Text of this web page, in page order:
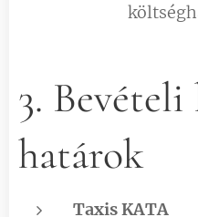
3.
határok
Taxis KATA